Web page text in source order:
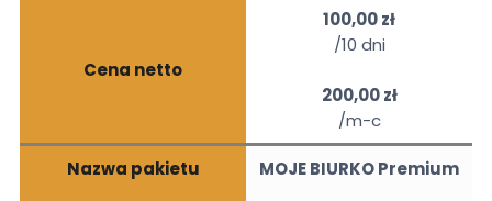
Cena netto
100,00 zł
/10 dni
200,00 zł
/m-c
Nazwa pakietu MOJE BIURKO Premium